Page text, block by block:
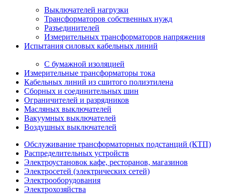
Выключателей нагрузки
Трансформаторов собственных нужд
Разъединителей
Измерительных трансформаторов напряжения
Испытания силовых кабельных линий
С бумажной изоляцией
Измерительные трансформаторы тока
Кабельных линий из сшитого полиэтилена
Сборных и соединительных шин
Ограничителей и разрядников
Масляных выключателей
Вакуумных выключателей
Воздушных выключателей
Обслуживание трансформаторных подстанций (КТП)
Распределительных устройств
Электроустановок кафе, ресторанов, магазинов
Электросетей (электрических сетей)
Электрооборудования
Электрохозяйства